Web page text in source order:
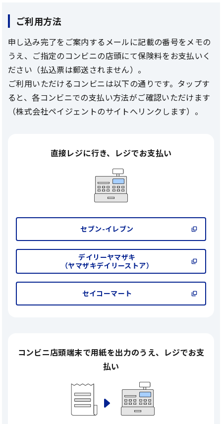
ご利用方法
申し込み完了をご案内するメールに記載の番号をメモの
うえ、ご指定のコンビニの店頭にて保険料をお支払いく
ださい（払込票は郵送されません）。
ご利用いただけるコンビニは以下の通りです。タップす
ると、各コンビニでの支払い方法がご確認いただけます
（株式会社ペイジェントのサイトへリンクします）。
直接レジに行き、 レジでお支払い
セブン-イレブン
デイリーヤマザキ
（ヤマザキデイリーストア）
セイコーマート
コンビニ店頭端末で用紙を出力のうえ、
レジでお支
払い